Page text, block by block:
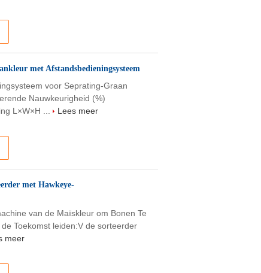
met Afstandsbedieningsysteem
voor Seprating-Graan
Nauwkeurigheid (%)
L×W×H ...
Lees meer
met Hawkeye-
van de Maïskleur om Bonen Te
Toekomst leiden:V de sorteerder
meer